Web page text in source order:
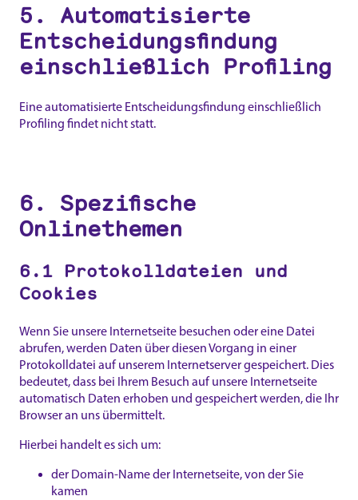
5. Automatisierte
Entscheidungsfindung
einschließlich Profiling
Eine automatisierte Entscheidungsfindung einschließlich
Profiling findet nicht statt.
6. Spezifische
Onlinethemen
6.1 Protokolldateien und
Cookies
Wenn Sie unsere Internetseite besuchen oder eine Datei
abrufen, werden Daten über diesen Vorgang in einer
Protokolldatei auf unserem Internetserver gespeichert. Dies
bedeutet, dass bei Ihrem Besuch auf unsere Internetseite
automatisch Daten erhoben und gespeichert werden, die Ihr
Browser an uns übermittelt.
Hierbei handelt es sich um:
der Domain-Name der Internetseite, von der Sie
kamen